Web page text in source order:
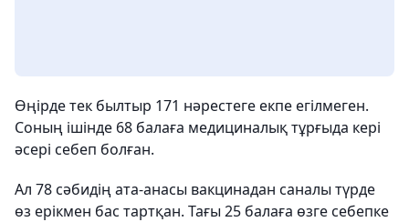
Өңірде тек былтыр 171 нәрестеге екпе егілмеген.
Соның ішінде 68 балаға медициналық тұрғыда кері
әсері себеп болған.
Ал 78 сәбидің ата-анасы вакцинадан саналы түрде
өз ерікмен бас тартқан. Тағы 25 балаға өзге себепке